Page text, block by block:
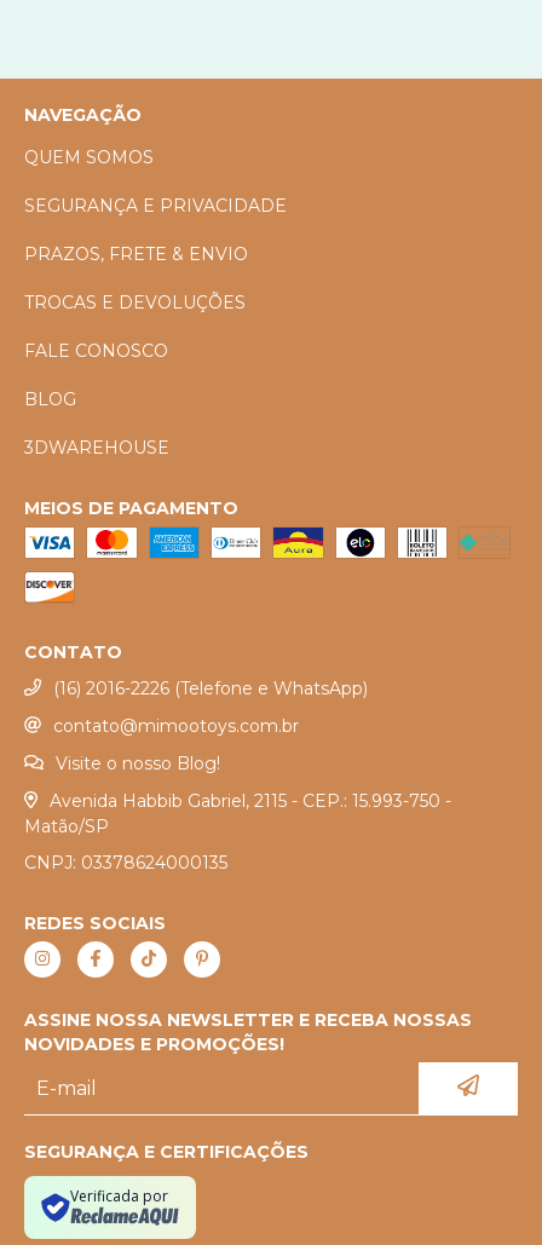
NAVEGAÇÃO
QUEM SOMOS
SEGURANÇA E PRIVACIDADE
PRAZOS, FRETE & ENVIO
TROCAS E DEVOLUÇÕES
FALE CONOSCO
BLOG
3DWAREHOUSE
MEIOS DE PAGAMENTO
CONTATO
(16) 2016-2226 (Telefone e WhatsApp)
contato@mimootoys.com.br
Visite o nosso Blog!
Avenida Habbib Gabriel, 2115 - CEP.: 15.993-750 -
Matão/SP
CNPJ: 03378624000135
REDES SOCIAIS
ASSINE NOSSA NEWSLETTER E RECEBA NOSSAS
NOVIDADES E PROMOÇÕES!
SEGURANÇA E CERTIFICAÇÕES
Verificada por